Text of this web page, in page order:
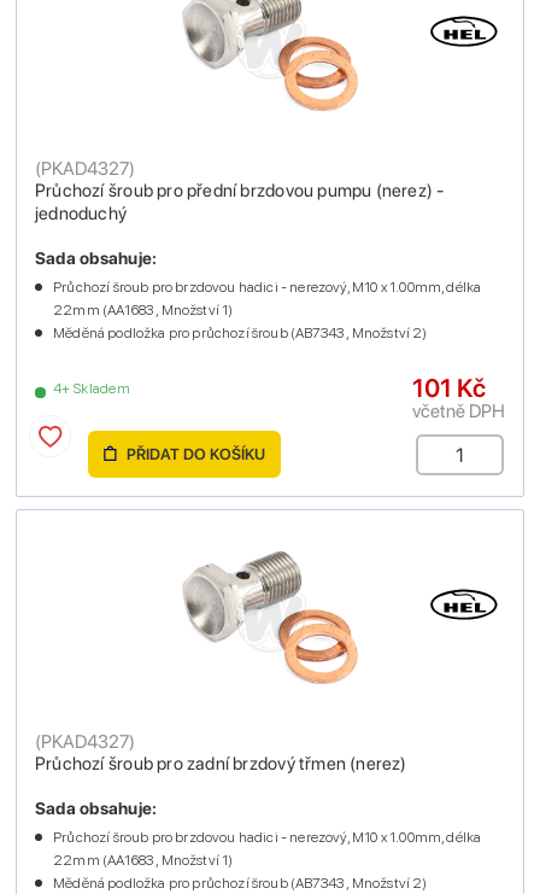
Průchozí šroub pro přední brzdovou pumpu (nerez) -
jednoduchý
(PKAD4327)
4+ Skladem
Sada obsahuje:
Průchozí šroub pro brzdovou hadici - nerezový, M10 x 1.00mm, délka
22mm (AA1683 , Množství 1)
Měděná podložka pro průchozí šroub (AB7343 , Množství 2)
101 Kč
včetně DPH
PŘIDAT DO KOŠÍKU
Průchozí šroub pro zadní brzdový třmen (nerez)
(PKAD4327)
Sada obsahuje:
Průchozí šroub pro brzdovou hadici - nerezový, M10 x 1.00mm, délka
22mm (AA1683 , Množství 1)
Měděná podložka pro průchozí šroub (AB7343 , Množství 2)